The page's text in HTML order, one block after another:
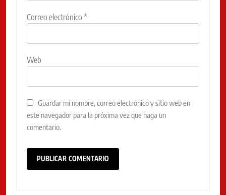
Correo electrónico *
Web
Guardar mi nombre, correo electrónico y sitio web en
este navegador para la próxima vez que haga un
comentario.